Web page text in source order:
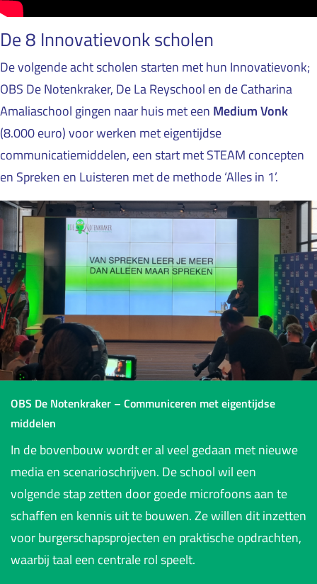
De 8 Innovatievonk scholen
De volgende acht scholen starten met hun Innovatievonk;
OBS De Notenkraker, De La Reyschool en de Catharina
Amaliaschool gingen naar huis met een Medium Vonk
(8.000 euro) voor werken met eigentijdse
communicatiemiddelen, een start met STEAM concepten
en Spreken en Luisteren met de methode ‘Alles in 1’.
OBS De Notenkraker – Communiceren met eigentijdse
middelen
In de bovenbouw wordt er al veel gedaan met nieuwe
media en scenarioschrijven. De school wil een
volgende stap zetten door goede microfoons aan te
schaffen en kennis uit te bouwen. Ze willen dit inzetten
voor burgerschapsprojecten en praktische opdrachten,
waarbij taal een centrale rol speelt.